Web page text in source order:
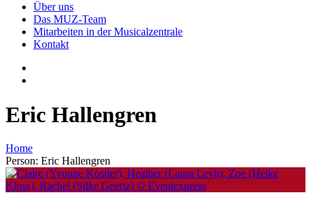
Über uns
Das MUZ-Team
Mitarbeiten in der Musicalzentrale
Kontakt
Eric Hallengren
Home
Person: Eric Hallengren